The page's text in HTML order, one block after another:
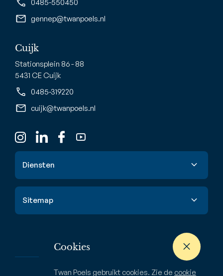
Cookies
Twan Poels gebruikt cookies. Zie de cookie
0485-550450
gennep@twanpoels.nl
Cuijk
Stationsplein 86 - 88
5431 CE Cuijk
0485-319220
cuijk@twanpoels.nl
Diensten
Waardebepaling
Verhuur & huur
Sitemap
Nieuwbouw